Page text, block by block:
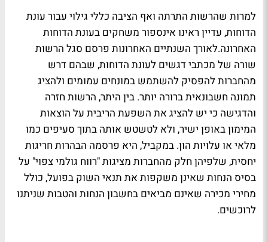
למרות שהרשות התרתה ואף הציבה כללי גילוי עבור עונת
הדוחות, עדיין ראינו אינספור משחקים בעונת הדוחות
האחרונה.לאורך השנתיים האחרונות פרסם סגל הרשות
שורה של מכתבי דגשים לעונת הדוחות, שבהם דרש
מהחברות להפסיק להשתמש במונחים עמומים ולהציג
תמונה חשבונאית ברורה יותר. בין היתר, הרשות חזרה
והדגישה כי יש להציג את השפעת הריבית על הוצאות
המימון באופן ישיר, ולא לטשטש אותה בתוך סעיפים כמו
מלאי או עלויות הון. במקביל, היא פרסמה הבהרות חריגות
יחסית, שלפיהן חלק מהחברות מציגות "רווח גולמי צפוי" על
בסיס הנחות שאינן משקפות את תנאי השוק בפועל, כולל
מחירי מכירה שאינם מביאים בחשבון הנחות והטבות שניתנו
לרוכשים.